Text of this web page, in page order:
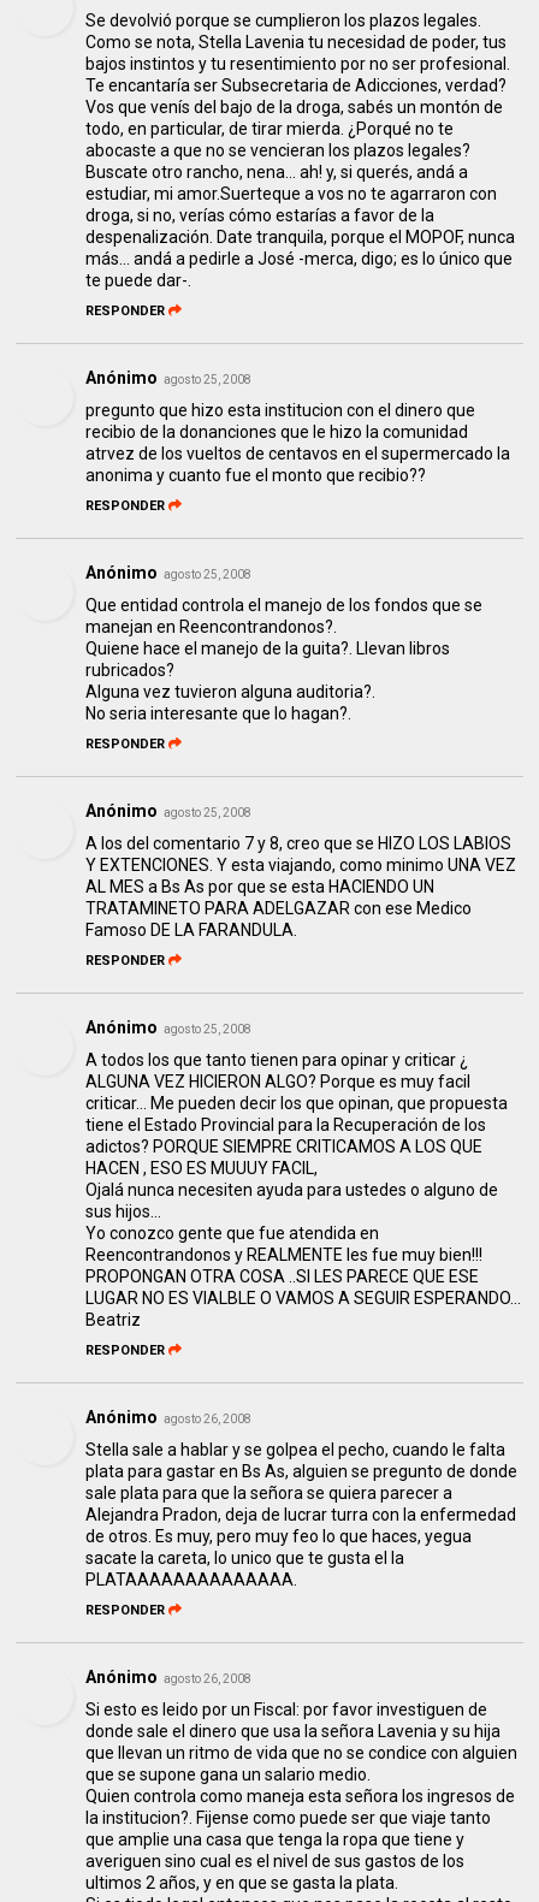
Se devolvió porque se cumplieron los plazos legales.
Como se nota, Stella Lavenia tu necesidad de poder, tus
bajos instintos y tu resentimiento por no ser profesional.
Te encantaría ser Subsecretaria de Adicciones, verdad?
Vos que venís del bajo de la droga, sabés un montón de
todo, en particular, de tirar mierda. ¿Porqué no te
abocaste a que no se vencieran los plazos legales?
Buscate otro rancho, nena... ah! y, si querés, andá a
estudiar, mi amor.Suerteque a vos no te agarraron con
droga, si no, verías cómo estarías a favor de la
despenalización. Date tranquila, porque el MOPOF, nunca
más... andá a pedirle a José -merca, digo; es lo único que
te puede dar-.
RESPONDER
Anónimo agosto 25, 2008
pregunto que hizo esta institucion con el dinero que
recibio de la donanciones que le hizo la comunidad
atrvez de los vueltos de centavos en el supermercado la
anonima y cuanto fue el monto que recibio??
RESPONDER
Anónimo agosto 25, 2008
Que entidad controla el manejo de los fondos que se
manejan en Reencontrandonos?.
Quiene hace el manejo de la guita?. Llevan libros
rubricados?
Alguna vez tuvieron alguna auditoria?.
No seria interesante que lo hagan?.
RESPONDER
Anónimo agosto 25, 2008
A los del comentario 7 y 8, creo que se HIZO LOS LABIOS
Y EXTENCIONES. Y esta viajando, como minimo UNA VEZ
AL MES a Bs As por que se esta HACIENDO UN
TRATAMINETO PARA ADELGAZAR con ese Medico
Famoso DE LA FARANDULA.
RESPONDER
Anónimo agosto 25, 2008
A todos los que tanto tienen para opinar y criticar ¿
ALGUNA VEZ HICIERON ALGO? Porque es muy facil
criticar... Me pueden decir los que opinan, que propuesta
tiene el Estado Provincial para la Recuperación de los
adictos? PORQUE SIEMPRE CRITICAMOS A LOS QUE
HACEN , ESO ES MUUUY FACIL,
Ojalá nunca necesiten ayuda para ustedes o alguno de
sus hijos...
Yo conozco gente que fue atendida en
Reencontrandonos y REALMENTE les fue muy bien!!!
PROPONGAN OTRA COSA ..SI LES PARECE QUE ESE
LUGAR NO ES VIALBLE O VAMOS A SEGUIR ESPERANDO...
Beatriz
RESPONDER
Anónimo agosto 26, 2008
Stella sale a hablar y se golpea el pecho, cuando le falta
plata para gastar en Bs As, alguien se pregunto de donde
sale plata para que la señora se quiera parecer a
Alejandra Pradon, deja de lucrar turra con la enfermedad
de otros. Es muy, pero muy feo lo que haces, yegua
sacate la careta, lo unico que te gusta el la
PLATAAAAAAAAAAAAAA.
RESPONDER
Anónimo agosto 26, 2008
Si esto es leido por un Fiscal: por favor investiguen de
donde sale el dinero que usa la señora Lavenia y su hija
que llevan un ritmo de vida que no se condice con alguien
que se supone gana un salario medio.
Quien controla como maneja esta señora los ingresos de
la institucion?. Fijense como puede ser que viaje tanto
que amplie una casa que tenga la ropa que tiene y
averiguen sino cual es el nivel de sus gastos de los
ultimos 2 años, y en que se gasta la plata.